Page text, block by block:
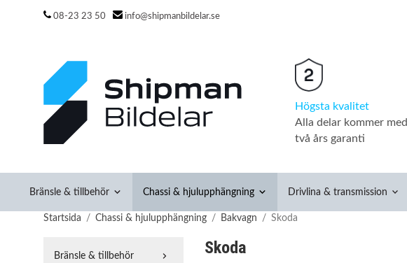
08-23 23 50 info@shipmanbildelar.se
Högsta kvalitet
Alla delar kommer med
två års garanti
Bränsle & tillbehör Chassi & hjulupphängning Drivlina & transmission
Startsida / Chassi & hjulupphängning / Bakvagn / Skoda
Bränsle & tillbehör
Skoda